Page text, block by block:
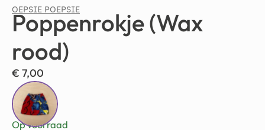
OEPSIE POEPSIE
Poppenrokje (Wax
rood)
€ 7,00
Op voorraad